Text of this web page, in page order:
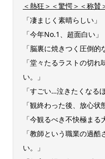
＜熱狂＞＜驚愕＞＜称
「凄まじく素晴らしい」
「今年No.1、超面白い」
「脳裏に焼きつく圧倒的
「堂々たるラストの切
い。」
「すごい…泣きたくなる
「観終わった後、放心状
「今観るべき不快極まる
「教師という職業の過
い。」